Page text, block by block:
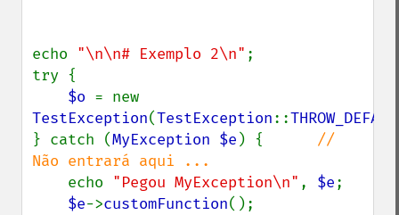
echo "\n\n# Exemplo 2\n" ;
try {
$o
TestException(TestException::
} catch (MyException $e ) { //
Não entrará aqui ...
echo "Pegou MyException\n" , $e;
$e->customFunction();